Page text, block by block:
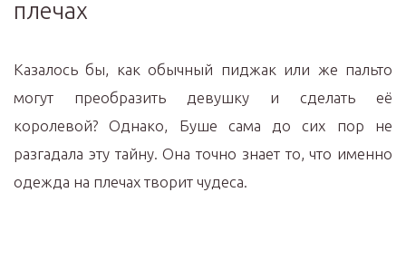
плечах
Казалось бы, как обычный пиджак или же пальто
могут преобразить девушку и сделать её
королевой? Однако, Буше сама до сих пор не
разгадала эту тайну. Она точно знает то, что именно
одежда на плечах творит чудеса.